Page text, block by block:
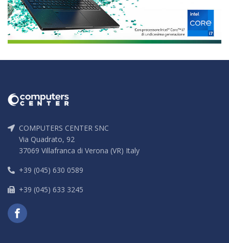
COMPUTERS CENTER SNC
Via Quadrato, 92
37069 Villafranca di Verona (VR) Italy
+39 (045) 630 0589
+39 (045) 633 3245